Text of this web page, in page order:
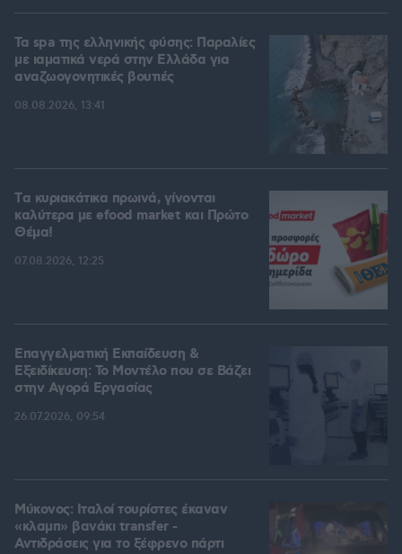
Τα spa της ελληνικής φύσης: Παραλίες
με ιαματικά νερά στην Ελλάδα για
αναζωογονητικές βουτιές
08.08.2026, 13:41
Tα κυριακάτικα πρωινά, γίνονται
καλύτερα με efood market και Πρώτο
Θέμα!
07.08.2026, 12:25
Επαγγελματική Εκπαίδευση &
Εξειδίκευση: Το Mοντέλο που σε Bάζει
στην Aγορά Eργασίας
26.07.2026, 09:54
Μύκονος: Ιταλοί τουρίστες έκαναν
«κλαμπ» βανάκι transfer -
Αντιδράσεις για το ξέφρενο πάρτι